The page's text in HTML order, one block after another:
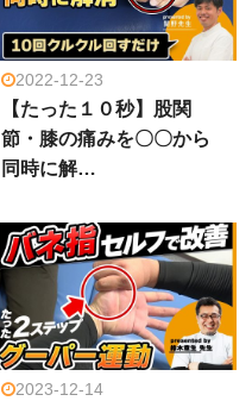
2022-12-23
【たった１０秒】股関
節・膝の痛みを〇〇から
同時に解…
2023-12-14